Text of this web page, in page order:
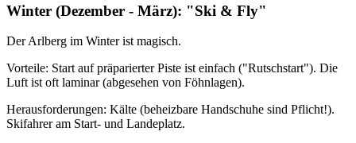
Winter (Dezember - März): "Ski & Fly"
Der Arlberg im Winter ist magisch.
Vorteile: Start auf präparierter Piste ist einfach ("Rutschstart"). Die
Luft ist oft laminar (abgesehen von Föhnlagen).
Herausforderungen: Kälte (beheizbare Handschuhe sind Pflicht!).
Skifahrer am Start- und Landeplatz.